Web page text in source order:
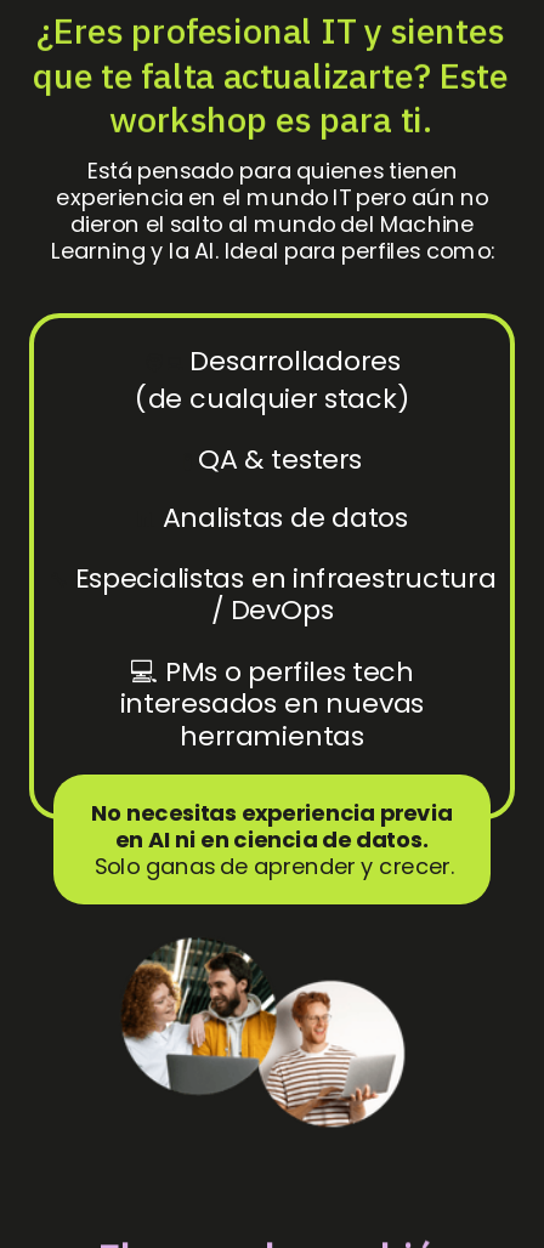
¿Eres profesional IT y sientes
que te falta actualizarte? Este
workshop es para ti.
Está pensado para quienes tienen
experiencia en el mundo IT pero aún no
dieron el salto al mundo del Machine
Learning y la AI. Ideal para perfiles como:
Desarrolladores
(de cualquier stack)
QA & testers
Analistas de datos
Especialistas en infraestructura
/ DevOps
💻 PMs o perfiles tech
interesados en nuevas
herramientas
No necesitas experiencia previa
en AI ni en ciencia de datos.
Solo ganas de aprender y crecer.